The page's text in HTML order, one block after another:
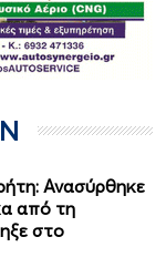
Ανασύρθηκε
από τη
στο